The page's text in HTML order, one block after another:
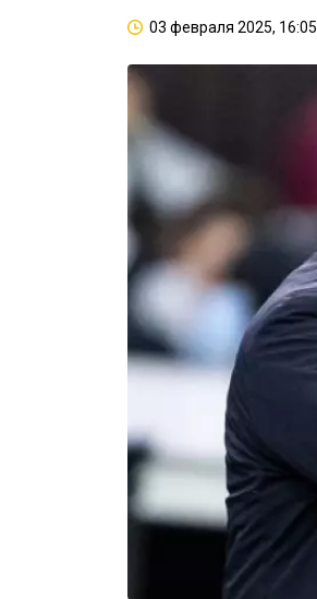
03 февраля 2025, 16:05